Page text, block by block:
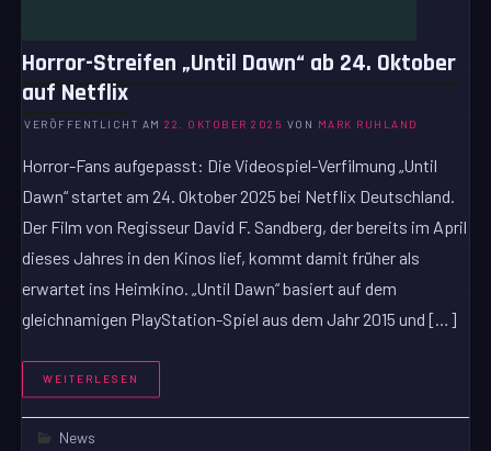
Horror-Streifen „Until Dawn“ ab 24. Oktober
auf Netflix
VERÖFFENTLICHT AM22. OKTOBER 2025 VON MARK RUHLAND
Horror-Fans aufgepasst: Die Videospiel-Verfilmung „Until
Dawn“ startet am 24. Oktober 2025 bei Netflix Deutschland.
Der Film von Regisseur David F. Sandberg, der bereits im April
dieses Jahres in den Kinos lief, kommt damit früher als
erwartet ins Heimkino. „Until Dawn“ basiert auf dem
gleichnamigen PlayStation-Spiel aus dem Jahr 2015 und […]
WEITERLESEN
News